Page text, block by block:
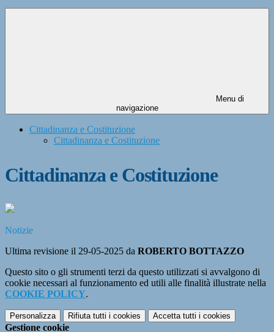
Menu di
navigazione
Cittadinanza e Costituzione
Cittadinanza e Costituzione
Cittadinanza e Costituzione
Notizie
Ultima revisione il 29-05-2025 da ROBERTO BOTTAZZO
Questo sito o gli strumenti terzi da questo utilizzati si avvalgono di
cookie necessari al funzionamento ed utili alle finalità illustrate nella
COOKIE POLICY.
Personalizza Rifiuta tutti i cookies Accetta tutti i cookies
Gestione cookie